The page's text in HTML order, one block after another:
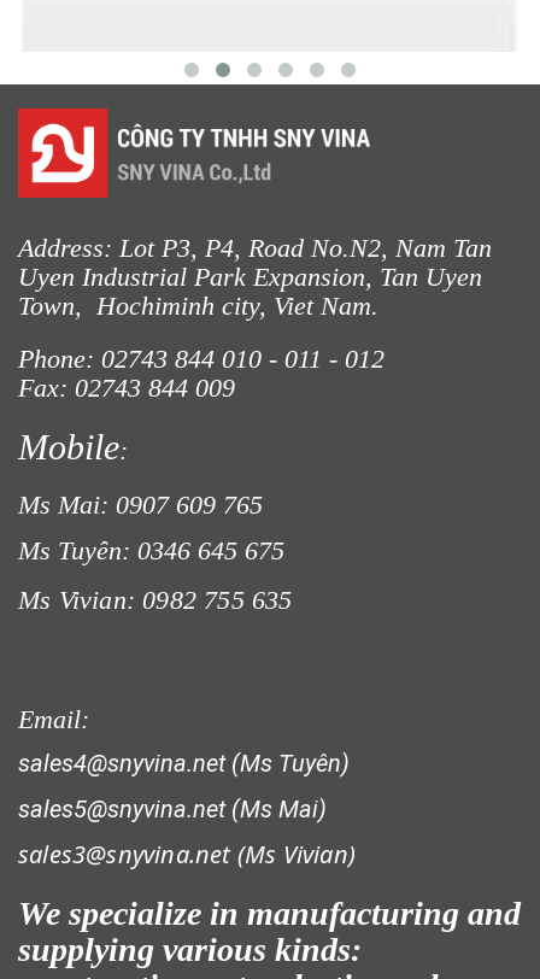
Address: Lot P3, P4, Road No.N2, Nam Tan
Uyen Industrial Park Expansion, Tan Uyen
Town, Hochiminh city, Viet Nam.
Phone: 02743 844 010 - 011 - 012
Fax: 02743 844 009
Mobile:
Ms Mai: 0907 609 765
Ms Tuyên: 0346 645 675
Ms Vivian: 0982 755 635
Email:
sales4@snyvina.net (Ms Tuyên)
sales5@snyvina.net (Ms Mai)
sales3@snyvina.net (Ms Vivian)
We specialize in manufacturing and
supplying various kinds: